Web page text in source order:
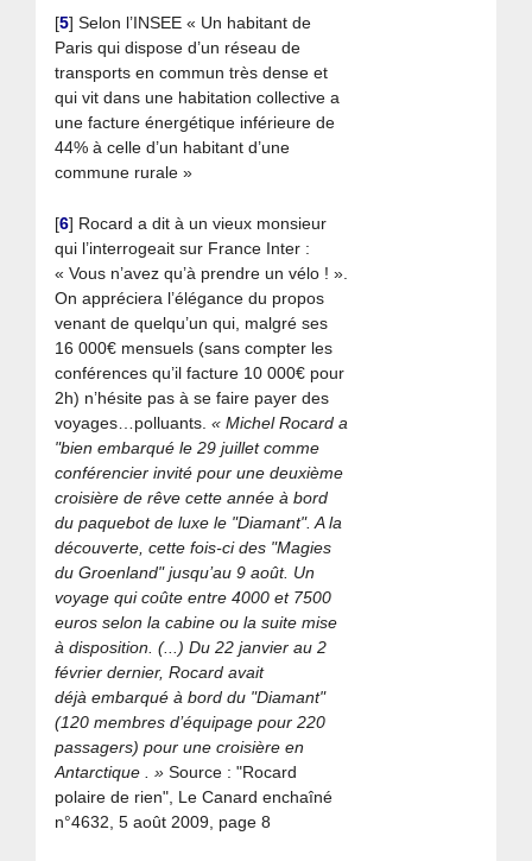
[5]Selon l’INSEE « Un habitant de
Paris qui dispose d’un réseau de
transports en commun très dense et
qui vit dans une habitation collective a
une facture énergétique inférieure de
44% à celle d’un habitant d’une
commune rurale »
[6] Rocard a dit à un vieux monsieur
qui l’interrogeait sur France Inter :
« Vous n’avez qu’à prendre un vélo ! ».
On appréciera l’élégance du propos
venant de quelqu’un qui, malgré ses
16 000€ mensuels (sans compter les
conférences qu’il facture 10 000€ pour
2h) n’hésite pas à se faire payer des
voyages…polluants.« Michel Rocard a
"bien embarqué le 29 juillet comme
conférencier invité pour une deuxième
croisière de rêve cette année à bord
du paquebot de luxe le "Diamant". A la
découverte, cette fois-ci des "Magies
du Groenland" jusqu’au 9 août. Un
voyage qui coûte entre 4000 et 7500
euros selon la cabine ou la suite mise
à disposition. (...) Du 22 janvier au 2
février dernier, Rocard avait
déjà embarqué à bord du "Diamant"
(120 membres d’équipage pour 220
passagers) pour une croisière en
Antarctique . » Source : "Rocard
polaire de rien", Le Canard enchaîné
n°4632, 5 août 2009, page 8